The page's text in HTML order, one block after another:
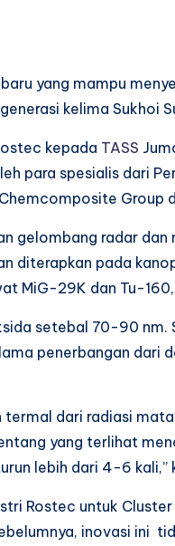
yang mampu
kelima Sukhoi
kepada TASS
para spesialis dari
Group
gelombang radar
diterapkan pada
MiG-29K dan Tu-160,
setebal 70-90 nm.
penerbangan
termal dari radiasi
yang terlihat
lebih dari 4-6 kali,”
Rostec untuk
inovasi ini